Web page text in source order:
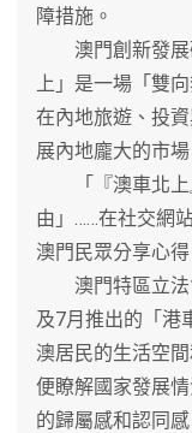
障措施。
澳門創新發展
上」是一場「雙
在內地旅遊、投
展內地龐大的市
「『澳車北上
由」……在社交網
澳門民眾分享心
澳門特區立法
及7月推出的「港
澳居民的生活空
便瞭解國家發展
的歸屬感和認同感